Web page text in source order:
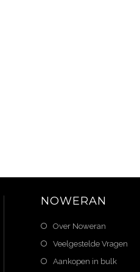
NOWERAN
Over Noweran
Veelgestelde Vragen
Aankopen in bulk